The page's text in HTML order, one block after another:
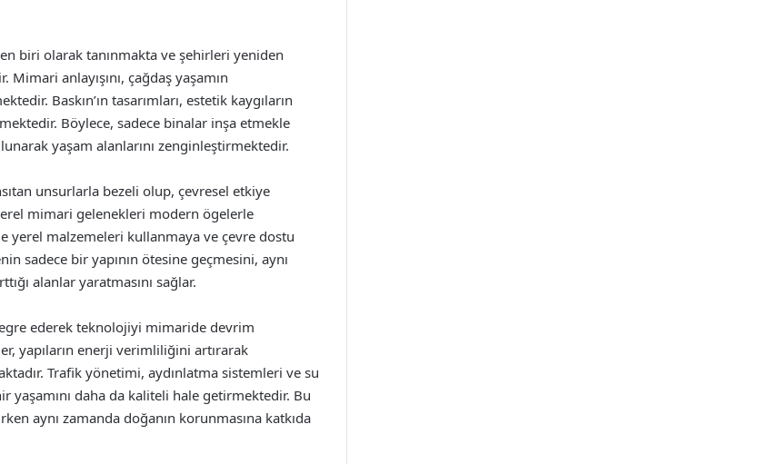
biri olarak tanınmakta ve şehirleri yeniden
anlayışını, çağdaş yaşamın
Baskın’ın tasarımları, estetik kaygıların
Böylece, sadece binalar inşa etmekle
yaşam alanlarını zenginleştirmektedir.
unsurlarla bezeli olup, çevresel etkiye
mimari gelenekleri modern ögelerle
yerel malzemeleri kullanmaya ve çevre dostu
sadece bir yapının ötesine geçmesini, aynı
alanlar yaratmasını sağlar.
ederek teknolojiyi mimaride devrim
yapıların enerji verimliliğini artırarak
Trafik yönetimi, aydınlatma sistemleri ve su
daha da kaliteli hale getirmektedir. Bu
aynı zamanda doğanın korunmasına katkıda